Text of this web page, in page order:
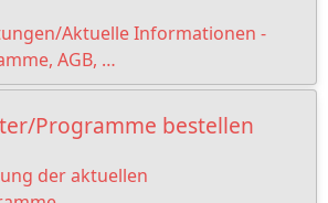
Aktuelle Informationen -
AGB, …
Programme bestellen
der aktuellen